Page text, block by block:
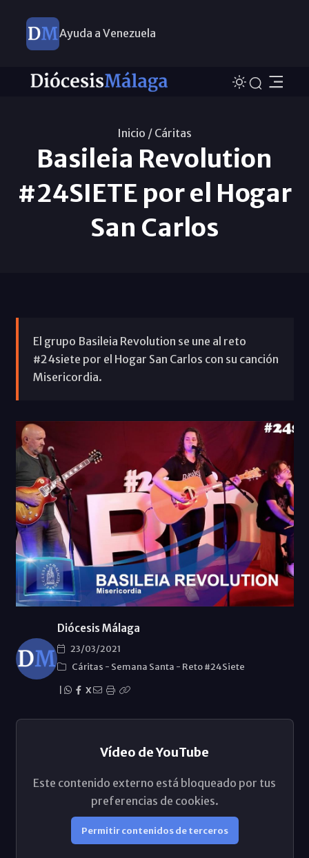
Ayuda a Venezuela
Inicio / Cáritas
Basileia Revolution
#24SIETE por el Hogar
San Carlos
El grupo Basileia Revolution se une al reto
#24siete por el Hogar San Carlos con su canción
Misericordia.
Diócesis Málaga
23/03/2021
Cáritas - Semana Santa - Reto #24Siete
X
Vídeo de YouTube
Este contenido externo está bloqueado por tus
preferencias de cookies.
Permitir contenidos de terceros